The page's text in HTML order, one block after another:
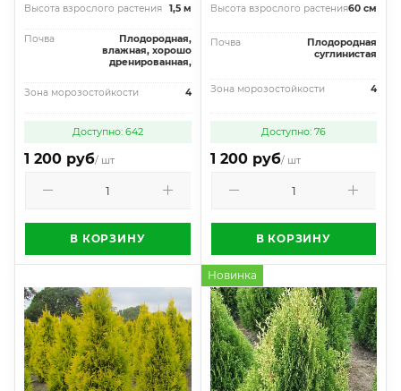
Высота взрослого растения 1,5 м
Почва
Плодородная,
влажная, хорошо
дренированная,
Зона морозостойкости 4
Доступно: 642
1 200 руб/ шт
В КОРЗИНУ
Высота взрослого растения60 см
Почва
Плодородная
суглинистая
Зона морозостойкости 4
Доступно: 76
1 200 руб/ шт
В КОРЗИНУ
Новинка